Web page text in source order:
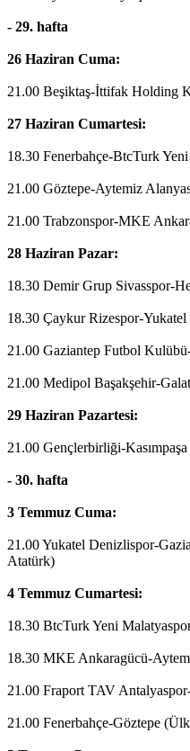
- 29. hafta
26 Haziran Cuma:
21.00 Beşiktaş-İttifak Holding
27 Haziran Cumartesi:
18.30 Fenerbahçe-BtcTurk
21.00 Göztepe-Aytemiz
21.00 Trabzonspor-MKE
28 Haziran Pazar:
18.30 Demir Grup Sivasspor-
18.30 Çaykur Rizespor-
21.00 Gaziantep Futbol
21.00 Medipol Başakşehir-
29 Haziran Pazartesi:
21.00 Gençlerbirliği-
- 30. hafta
3 Temmuz Cuma:
21.00 Yukatel Denizlispor-
Atatürk)
4 Temmuz Cumartesi:
18.30 BtcTurk Yeni
18.30 MKE Ankaragücü-
21.00 Fraport TAV
21.00 Fenerbahçe-Göztepe